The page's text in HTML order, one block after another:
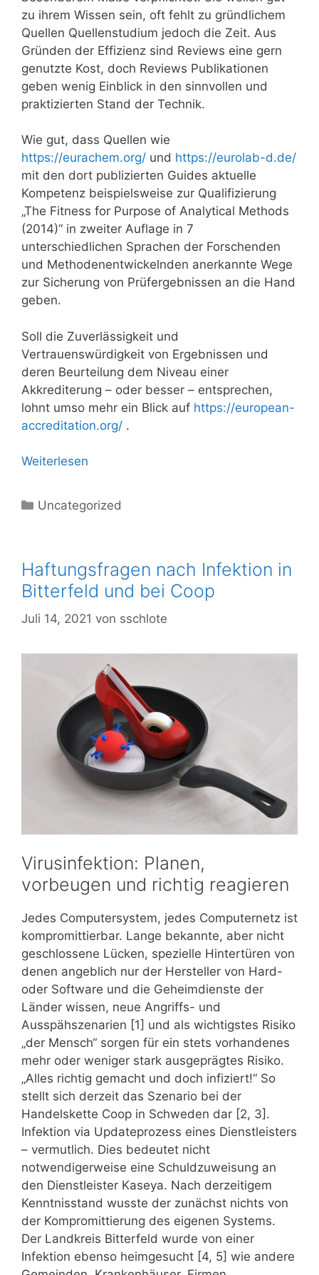
zu ihrem Wissen sein, oft fehlt zu gründlichem
Quellen Quellenstudium jedoch die Zeit. Aus
Gründen der Effizienz sind Reviews eine gern
genutzte Kost, doch Reviews Publikationen
geben wenig Einblick in den sinnvollen und
praktizierten Stand der Technik.
Wie gut, dass Quellen wie
https://eurachem.org/ und https://eurolab-d.de/
mit den dort publizierten Guides aktuelle
Kompetenz beispielsweise zur Qualifizierung
„The Fitness for Purpose of Analytical Methods
(2014)“ in zweiter Auflage in 7
unterschiedlichen Sprachen der Forschenden
und Methodenentwickelnden anerkannte Wege
zur Sicherung von Prüfergebnissen an die Hand
geben.
Soll die Zuverlässigkeit und
Vertrauenswürdigkeit von Ergebnissen und
deren Beurteilung dem Niveau einer
Akkrediterung – oder besser – entsprechen,
lohnt umso mehr ein Blick auf https://european-
accreditation.org/ .
Weiterlesen
Kategorien
Uncategorized
Haftungsfragen nach Infektion in
Bitterfeld und bei Coop
Juli 14, 2021 von sschlote
Virusinfektion: Planen,
vorbeugen und richtig reagieren
Jedes Computersystem, jedes Computernetz ist
kompromittierbar. Lange bekannte, aber nicht
geschlossene Lücken, spezielle Hintertüren von
denen angeblich nur der Hersteller von Hard-
oder Software und die Geheimdienste der
Länder wissen, neue Angriffs- und
Ausspähszenarien [1] und als wichtigstes Risiko
„der Mensch“ sorgen für ein stets vorhandenes
mehr oder weniger stark ausgeprägtes Risiko.
„Alles richtig gemacht und doch infiziert!“ So
stellt sich derzeit das Szenario bei der
Handelskette Coop in Schweden dar [2, 3].
Infektion via Updateprozess eines Dienstleisters
– vermutlich. Dies bedeutet nicht
notwendigerweise eine Schuldzuweisung an
den Dienstleister Kaseya. Nach derzeitigem
Kenntnisstand wusste der zunächst nichts von
der Kompromittierung des eigenen Systems.
Der Landkreis Bitterfeld wurde von einer
Infektion ebenso heimgesucht [4, 5] wie andere